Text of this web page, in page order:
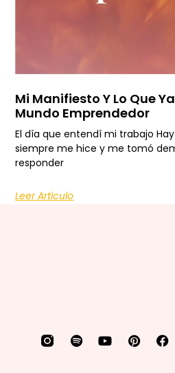
Mi Manifiesto Y Lo Que
Mundo Emprendedor
El día que entendí mi trabajo
siempre me hice y me tomó
responder
Leer Artículo